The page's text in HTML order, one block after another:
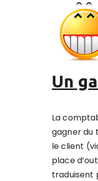
Un
La
gagner du
le client
place
traduisent